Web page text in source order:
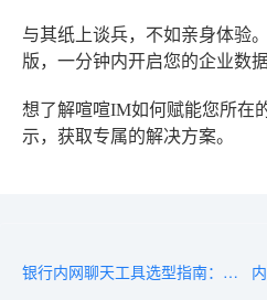
与其纸上谈兵，不如亲身体验。
版，一分钟内开启您的企业数
想了解喧喧IM如何赋能您所在
示，获取专属的解决方案。
银行内网聊天工具选型指南：从需求评估到部署要点